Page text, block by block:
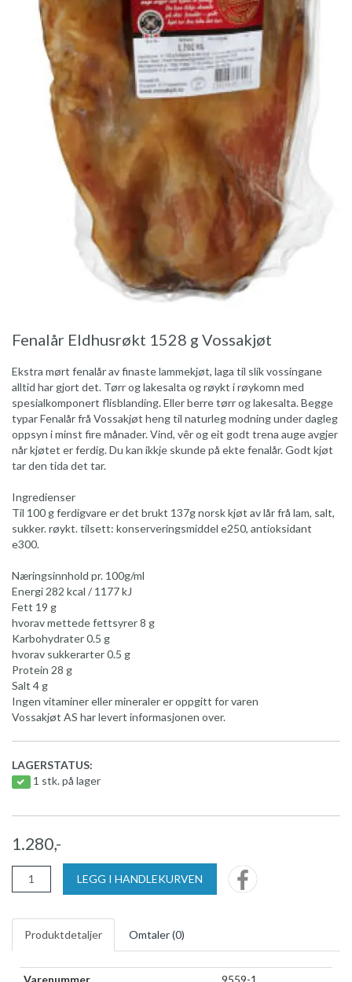
Fenalår Eldhusrøkt 1528 g Vossakjøt
Ekstra mørt fenalår av finaste lammekjøt, laga til slik vossingane
alltid har gjort det. Tørr og lakesalta og røykt i røykomn med
spesialkomponert flisblanding. Eller berre tørr og lakesalta. Begge
typar Fenalår frå Vossakjøt heng til naturleg modning under dagleg
oppsyn i minst fire månader. Vind, vêr og eit godt trena auge avgjer
når kjøtet er ferdig. Du kan ikkje skunde på ekte fenalår. Godt kjøt
tar den tida det tar.
Ingredienser
Til 100 g ferdigvare er det brukt 137g norsk kjøt av lår frå lam, salt,
sukker. røykt. tilsett: konserveringsmiddel e250, antioksidant
e300.
Næringsinnhold pr. 100g/ml
Energi 282 kcal / 1177 kJ
Fett 19 g
hvorav mettede fettsyrer 8 g
Karbohydrater 0.5 g
hvorav sukkerarter 0.5 g
Protein 28 g
Salt 4 g
Ingen vitaminer eller mineraler er oppgitt for varen
Vossakjøt AS har levert informasjonen over.
LAGERSTATUS:
1 stk. på lager
1.280,-
LEGG I HANDLEKURVEN
Produktdetaljer Omtaler (0)
Varenummer 9559-1